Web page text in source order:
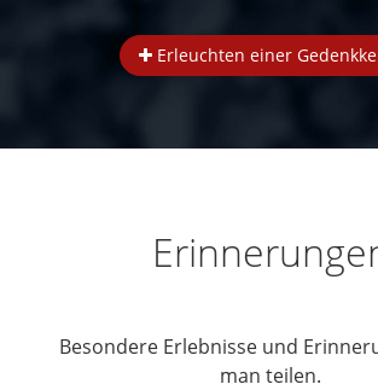
Erleuchten einer
Besondere Erlebnisse und
man teilen.